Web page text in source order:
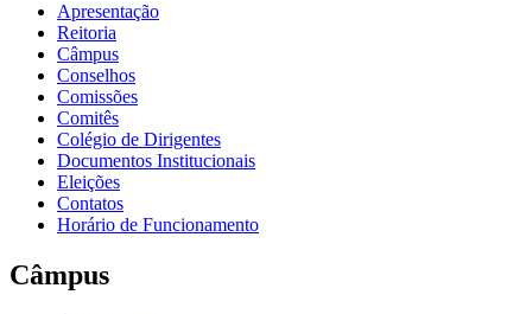
Apresentação
Reitoria
Câmpus
Conselhos
Comissões
Comitês
Colégio de Dirigentes
Documentos Institucionais
Eleições
Contatos
Horário de Funcionamento
Câmpus